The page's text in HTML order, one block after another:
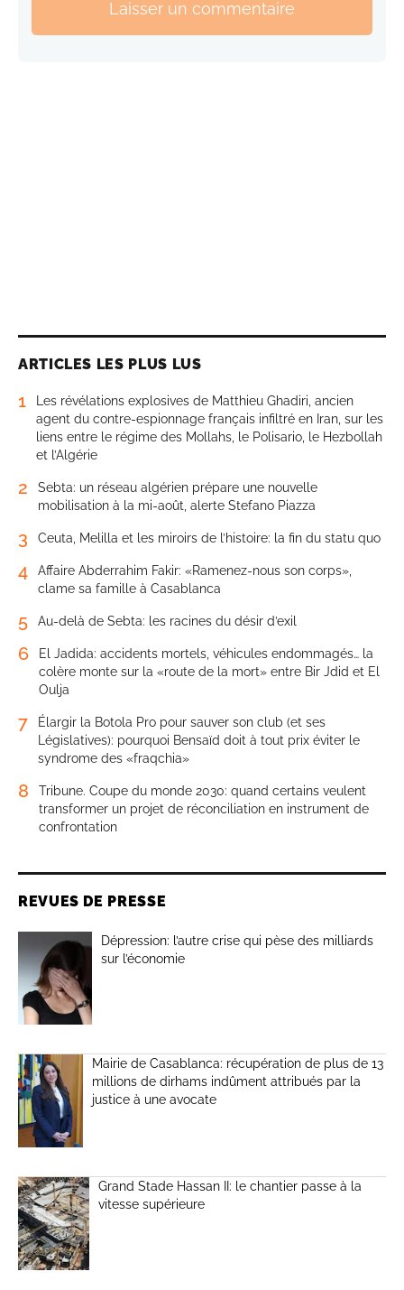
Laisser un commentaire
ARTICLES LES PLUS LUS
1
Les révélations explosives de Matthieu Ghadiri, ancien
agent du contre-espionnage français infiltré en Iran, sur les
liens entre le régime des Mollahs, le Polisario, le Hezbollah
et l’Algérie
2
Sebta: un réseau algérien prépare une nouvelle
mobilisation à la mi-août, alerte Stefano Piazza
3 Ceuta, Melilla et les miroirs de l’histoire: la fin du statu quo
4
Affaire Abderrahim Fakir: «Ramenez-nous son corps»,
clame sa famille à Casablanca
5 Au-delà de Sebta: les racines du désir d’exil
6
El Jadida: accidents mortels, véhicules endommagés… la
colère monte sur la «route de la mort» entre Bir Jdid et El
Oulja
7
Élargir la Botola Pro pour sauver son club (et ses
Législatives): pourquoi Bensaïd doit à tout prix éviter le
syndrome des «fraqchia»
8
Tribune. Coupe du monde 2030: quand certains veulent
transformer un projet de réconciliation en instrument de
confrontation
REVUES DE PRESSE
Dépression: l’autre crise qui pèse des milliards
sur l’économie
Mairie de Casablanca: récupération de plus de 13
millions de dirhams indûment attribués par la
justice à une avocate
Grand Stade Hassan II: le chantier passe à la
vitesse supérieure